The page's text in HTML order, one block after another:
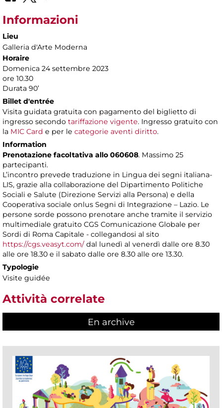
Informazioni
Lieu
Galleria d'Arte Moderna
Horaire
Domenica 24 settembre 2023
ore 10.30
Durata 90’
Billet d'entrée
Visita guidata gratuita con pagamento del biglietto di
ingresso secondo tariffazione vigente. Ingresso gratuito con
la MIC Card e per le categorie aventi diritto.
Information
Prenotazione facoltativa allo 060608. Massimo 25
partecipanti.
L’incontro prevede traduzione in Lingua dei segni italiana-
LIS, grazie alla collaborazione del Dipartimento Politiche
Sociali e Salute (Direzione Servizi alla Persona) e della
Cooperativa sociale onlus Segni di Integrazione – Lazio. Le
persone sorde possono prenotare anche tramite il servizio
multimediale gratuito CGS Comunicazione Globale per
Sordi di Roma Capitale - collegandosi al sito
https://cgs.veasyt.com/dal lunedì al venerdì dalle ore 8.30
alle ore 18.30 e il sabato dalle ore 8.30 alle ore 13.30.
Typologie
Visite guidée
Attività correlate
En archive